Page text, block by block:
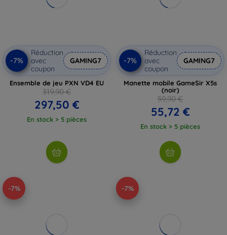
-7%
Réduction
avec
coupon
GAMING7
Ensemble de jeu PXN VD4 EU
319,90 €
297,50 €
En stock > 5 pièces
-7%
Réduction
avec
coupon
GAMING7
Manette mobile GameSir X5s
(noir)
59,90 €
55,72 €
En stock > 5 pièces
-7% -7%